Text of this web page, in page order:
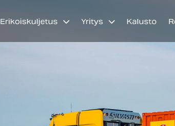
Erikoiskuljetus Yritys Kalusto